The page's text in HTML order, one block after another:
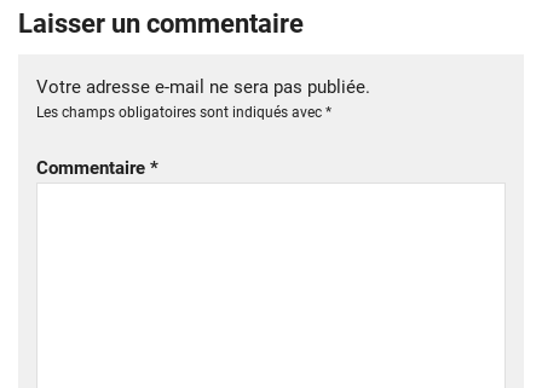
Laisser un commentaire
Votre adresse e-mail ne sera pas publiée.
Les champs obligatoires sont indiqués avec *
Commentaire *